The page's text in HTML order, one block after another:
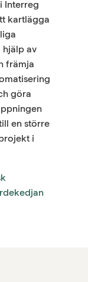
Interreg
kartlägga
hjälp av
främja
göra
en större
i